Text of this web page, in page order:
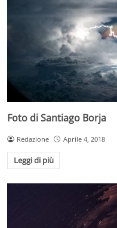
Foto di Santiago Borja
Redazione Aprile 4, 2018
Leggi di più